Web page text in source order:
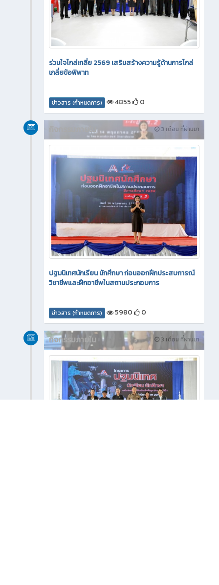
ร่วมใจไกล่เกลี่ย 2569 เสริมสร้างความรู้ด้านการไกล่
เกลี่ยข้อพิพาท
ข่าวสาร (กำหนดการ) 4855 0
3 เดือน ที่ผ่านมา
กิจกรรมภายใน
ปฐมนิเทศนักเรียน นักศึกษา ก่อนออกฝึกประสบการณ์
วิชาชีพและฝึกอาชีพในสถานประกอบการ
ข่าวสาร (กำหนดการ) 5980 0
3 เดือน ที่ผ่านมา
กิจกรรมภายใน